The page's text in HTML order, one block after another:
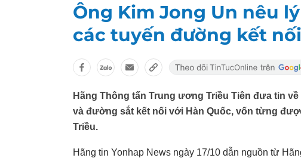
Ông Kim Jong Un nêu
các tuyến đường kết
Hãng Thông tấn Trung ương Triều Tiên đưa tin
và đường sắt kết nối với Hàn Quốc, vốn từng
Triều.
Hãng tin Yonhap News ngày 17/10 dẫn nguồn từ